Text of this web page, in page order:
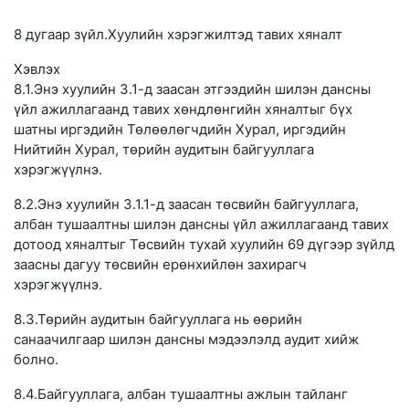
8 дугаар зүйл.Хуулийн хэрэгжилтэд тавих хяналт
Хэвлэх
8.1.Энэ хуулийн 3.1-д заасан этгээдийн шилэн дансны
үйл ажиллагаанд тавих хөндлөнгийн хяналтыг бүх
шатны иргэдийн Төлөөлөгчдийн Хурал, иргэдийн
Нийтийн Хурал, төрийн аудитын байгууллага
хэрэгжүүлнэ.
8.2.Энэ хуулийн 3.1.1-д заасан төсвийн байгууллага,
албан тушаалтны шилэн дансны үйл ажиллагаанд тавих
дотоод хяналтыг Төсвийн тухай хуулийн 69 дүгээр зүйлд
заасны дагуу төсвийн ерөнхийлөн захирагч
хэрэгжүүлнэ.
8.3.Төрийн аудитын байгууллага нь өөрийн
санаачилгаар шилэн дансны мэдээлэлд аудит хийж
болно.
8.4.Байгууллага, албан тушаалтны ажлын тайланг